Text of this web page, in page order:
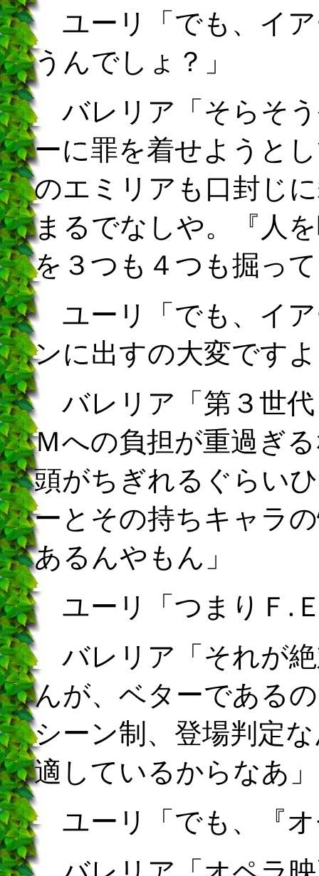
ユーリ「でも、イア
うんでしょ？」
バレリア「そらそう
ーに罪を着せようと
のエミリアも口封じ
まるでなしや。『人
を３つも４つも掘っ
ユーリ「でも、イア
ンに出すの大変です
バレリア「第３世代
Ｍへの負担が重過ぎ
頭がちぎれるぐらい
ーとその持ちキャラ
あるんやもん」
ユーリ「つまりＦ.
バレリア「それが絶
んが、ベターである
シーン制、登場判定
適しているからなあ」
ユーリ「でも、『オ